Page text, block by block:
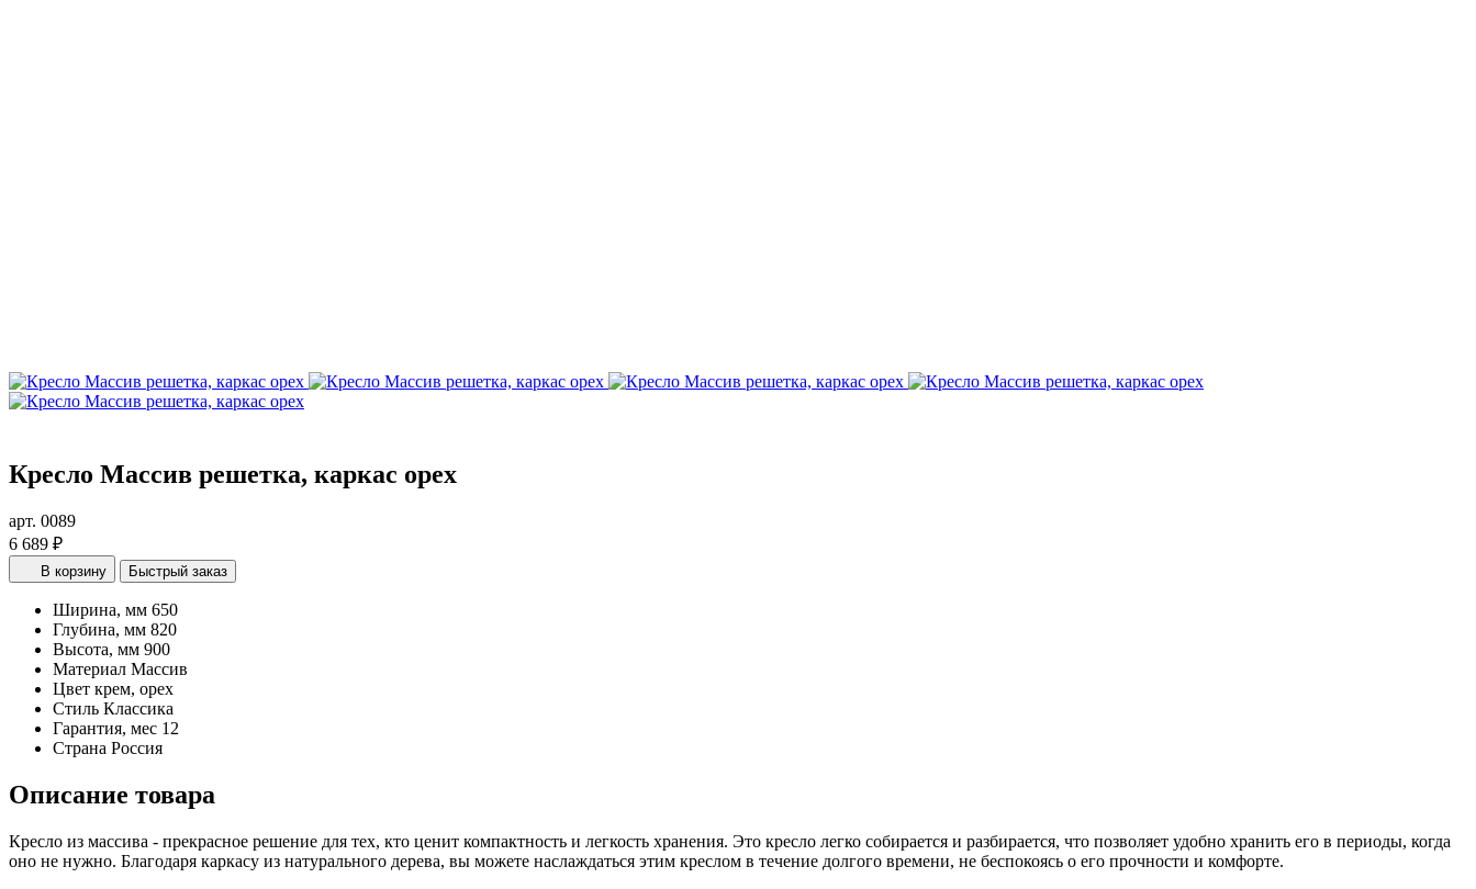
Кресло Массив решетка, каркас орех
арт. 0089
6 689 ₽
В корзину Быстрый заказ
Ширина, мм 650
Глубина, мм 820
Высота, мм 900
Материал Массив
Цвет крем, орех
Стиль Классика
Гарантия, мес 12
Страна Россия
Описание товара
Кресло из массива - прекрасное решение для тех, кто ценит компактность и легкость хранения. Это кресло легко собирается и разбирается, что позволяет удобно хранить его в периоды, когда
оно не нужно. Благодаря каркасу из натурального дерева, вы можете наслаждаться этим креслом в течение долгого времени, не беспокоясь о его прочности и комфорте.